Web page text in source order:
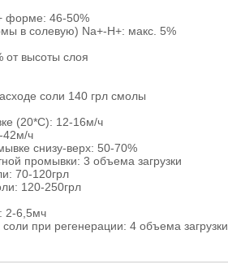
форме: 46-50%
в солевую) Na+-H+: макс. 5%
от высоты слоя
соли 140 грл смолы
(20*С): 12-16м/ч
42м/ч
снизу-верх: 50-70%
промывки: 3 объема загрузки
70-120грл
120-250грл
2-6,5мч
при регенерации: 4 объема загрузки